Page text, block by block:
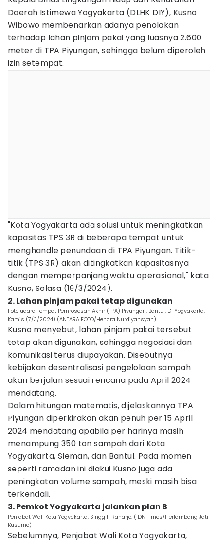
Daerah Istimewa Yogyakarta (DLHK DIY), Kusno
Wibowo membenarkan adanya penolakan
terhadap lahan pinjam pakai yang luasnya 2.600
meter di TPA Piyungan, sehingga belum diperoleh
izin setempat.
"Kota Yogyakarta ada solusi untuk meningkatkan
kapasitas TPS 3R di beberapa tempat untuk
menghandle penundaan di TPA Piyungan. Titik-
titik (TPS 3R) akan ditingkatkan kapasitasnya
dengan memperpanjang waktu operasional," kata
Kusno, Selasa (19/3/2024).
2. Lahan pinjam pakai tetap digunakan
Foto udara Tempat Pemrosesan Akhir (TPA) Piyungan, Bantul, DI Yogyakarta,
Kamis (7/3/2024) (ANTARA FOTO/Hendra Nurdiyansyah)
Kusno menyebut, lahan pinjam pakai tersebut
tetap akan digunakan, sehingga negosiasi dan
komunikasi terus diupayakan. Disebutnya
kebijakan desentralisasi pengelolaan sampah
akan berjalan sesuai rencana pada April 2024
mendatang.
Dalam hitungan matematis, dijelaskannya TPA
Piyungan diperkirakan akan penuh per 15 April
2024 mendatang apabila per harinya masih
menampung 350 ton sampah dari Kota
Yogyakarta, Sleman, dan Bantul. Pada momen
seperti ramadan ini diakui Kusno juga ada
peningkatan volume sampah, meski masih bisa
terkendali.
3. Pemkot Yogyakarta jalankan plan B
Penjabat Wali Kota Yogyakarta, Singgih Raharjo. (IDN Times/Herlambang Jati
Kusumo)
Sebelumnya, Penjabat Wali Kota Yogyakarta,